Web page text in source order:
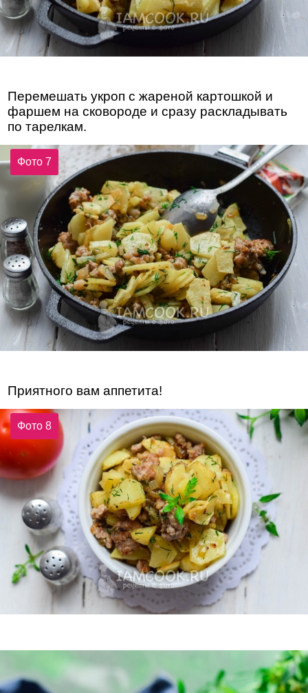
Перемешать укроп с жареной картошкой и
фаршем на сковороде и сразу раскладывать
по тарелкам.
Фото 7
Приятного вам аппетита!
Фото 8